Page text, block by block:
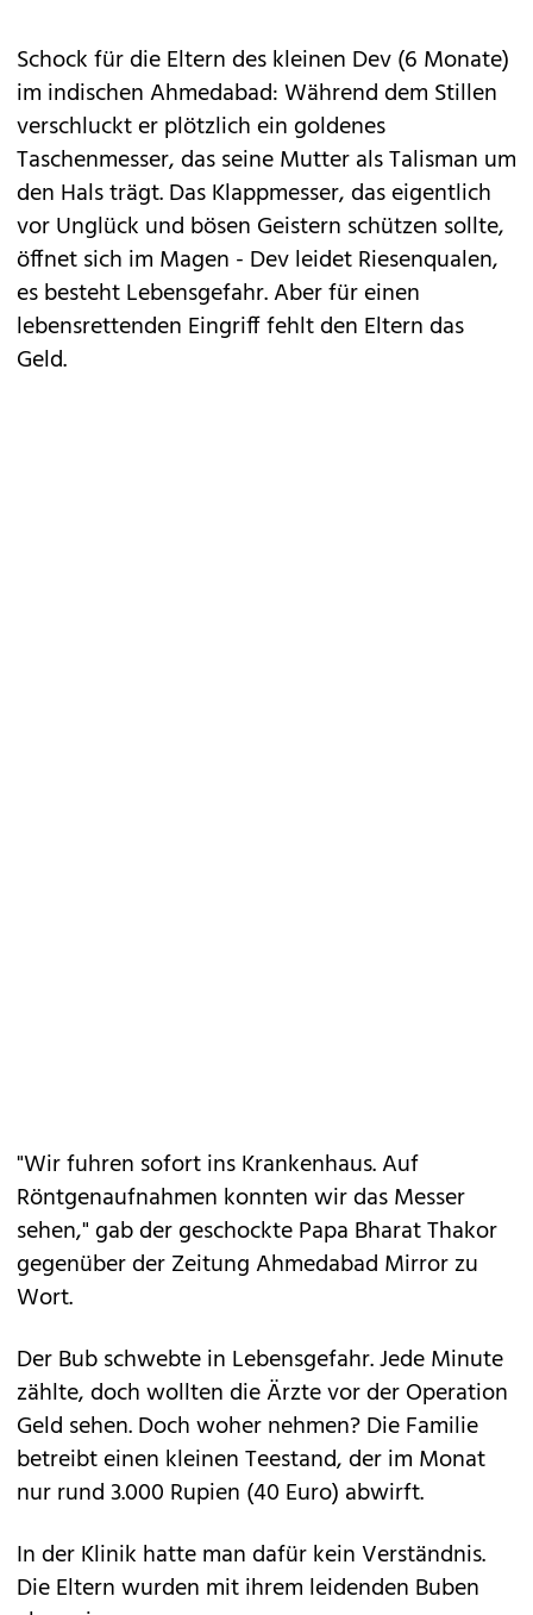
Schock für die Eltern des kleinen Dev (6 Monate)
im indischen Ahmedabad: Während dem Stillen
verschluckt er plötzlich ein goldenes
Taschenmesser, das seine Mutter als Talisman um
den Hals trägt. Das Klappmesser, das eigentlich
vor Unglück und bösen Geistern schützen sollte,
öffnet sich im Magen - Dev leidet Riesenqualen,
es besteht Lebensgefahr. Aber für einen
lebensrettenden Eingriff fehlt den Eltern das
Geld.
"Wir fuhren sofort ins Krankenhaus. Auf
Röntgenaufnahmen konnten wir das Messer
sehen," gab der geschockte Papa Bharat Thakor
gegenüber der Zeitung Ahmedabad Mirror zu
Wort.
Der Bub schwebte in Lebensgefahr. Jede Minute
zählte, doch wollten die Ärzte vor der Operation
Geld sehen. Doch woher nehmen? Die Familie
betreibt einen kleinen Teestand, der im Monat
nur rund 3.000 Rupien (40 Euro) abwirft.
In der Klinik hatte man dafür kein Verständnis.
Die Eltern wurden mit ihrem leidenden Buben